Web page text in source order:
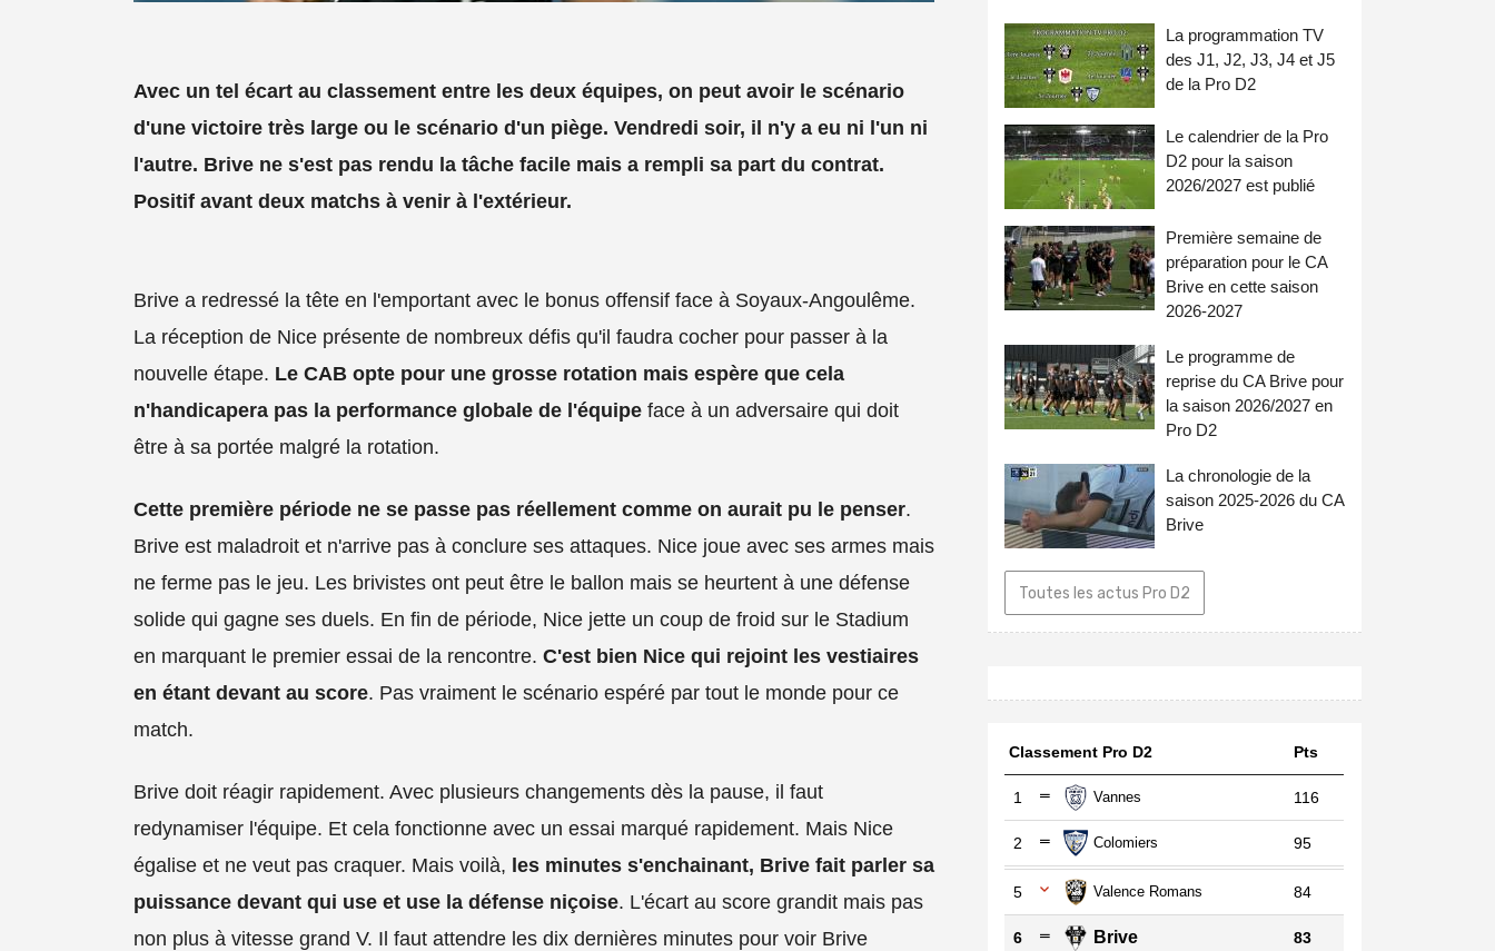
Avec un tel écart au classement entre les deux équipes, on peut avoir le scénario
d'une victoire très large ou le scénario d'un piège. Vendredi soir, il n'y a eu ni l'un ni
l'autre. Brive ne s'est pas rendu la tâche facile mais a rempli sa part du contrat.
Positif avant deux matchs à venir à l'extérieur.
Brive a redressé la tête en l'emportant avec le bonus offensif face à Soyaux-Angoulême.
La réception de Nice présente de nombreux défis qu'il faudra cocher pour passer à la
nouvelle étape. Le CAB opte pour une grosse rotation mais espère que cela
n'handicapera pas la performance globale de l'équipe face à un adversaire qui doit
être à sa portée malgré la rotation.
Cette première période ne se passe pas réellement comme on aurait pu le penser.
Brive est maladroit et n'arrive pas à conclure ses attaques. Nice joue avec ses armes mais
ne ferme pas le jeu. Les brivistes ont peut être le ballon mais se heurtent à une défense
solide qui gagne ses duels. En fin de période, Nice jette un coup de froid sur le Stadium
en marquant le premier essai de la rencontre. C'est bien Nice qui rejoint les vestiaires
en étant devant au score. Pas vraiment le scénario espéré par tout le monde pour ce
match.
Brive doit réagir rapidement. Avec plusieurs changements dès la pause, il faut
redynamiser l'équipe. Et cela fonctionne avec un essai marqué rapidement. Mais Nice
égalise et ne veut pas craquer. Mais voilà, les minutes s'enchainant, Brive fait parler sa
puissance devant qui use et use la défense niçoise. L'écart au score grandit mais pas
non plus à vitesse grand V. Il faut attendre les dix dernières minutes pour voir Brive
La programmation TV
des J1, J2, J3, J4 et J5
de la Pro D2
Le calendrier de la Pro
D2 pour la saison
2026/2027 est publié
Première semaine de
préparation pour le CA
Brive en cette saison
2026-2027
Le programme de
reprise du CA Brive pour
la saison 2026/2027 en
Pro D2
La chronologie de la
saison 2025-2026 du CA
Brive
Toutes les actus Pro D2
Classement Pro D2 Pts
1 Vannes 116
2 Colomiers 95
5 Valence Romans 84
6 Brive 83